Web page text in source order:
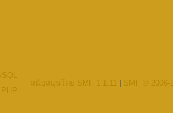
สนับสนุนโดย SMF 1.1.11 SMF © 2006-